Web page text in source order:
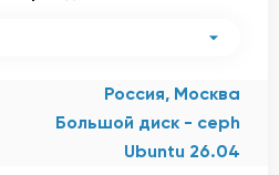
Россия, Москва
Большой диск - ceph
Ubuntu 26.04